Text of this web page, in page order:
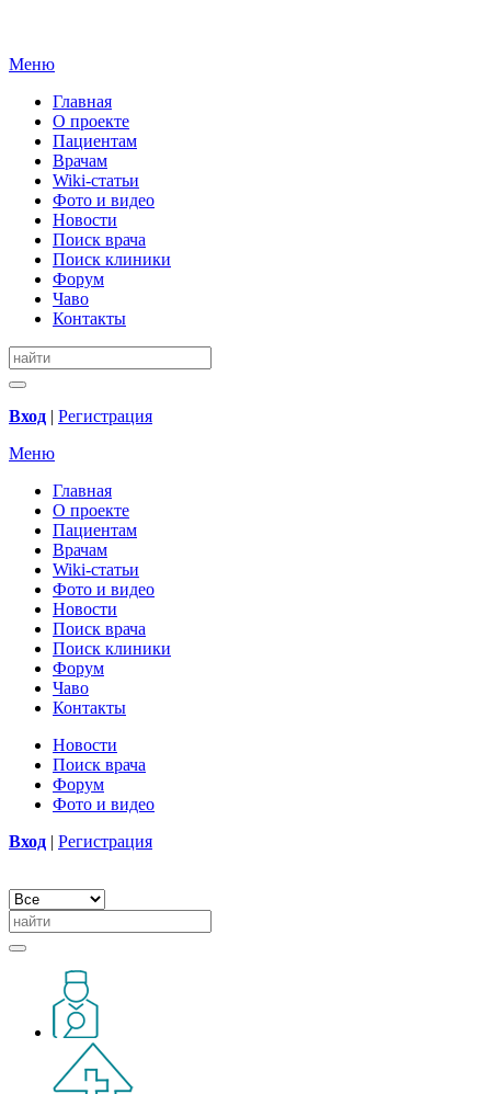
Меню
Главная
О проекте
Пациентам
Врачам
Wiki-статьи
Фото и видео
Новости
Поиск врача
Поиск клиники
Форум
Чаво
Контакты
Вход | Регистрация
Меню
Главная
О проекте
Пациентам
Врачам
Wiki-статьи
Фото и видео
Новости
Поиск врача
Поиск клиники
Форум
Чаво
Контакты
Новости
Поиск врача
Форум
Фото и видео
Вход | Регистрация